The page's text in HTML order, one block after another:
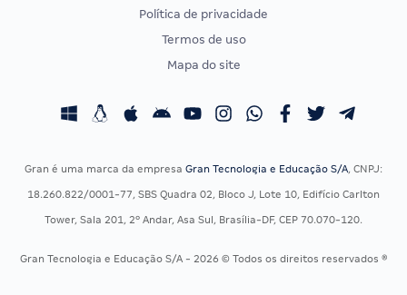
CONCURSOS POR PROFISSÃO
Concursos Fiscais
Concursos Saúde
Residência Multiprofissional
EXAME DE ORDEM
Calendário OAB
Política de privacidade
Termos de uso
Mapa do site
Gran é uma marca da empresa Gran Tecnologia e Educação S/A, CNPJ:
18.260.822/0001-77, SBS Quadra 02, Bloco J, Lote 10, Edifício Carlton
Tower, Sala 201, 2º Andar, Asa Sul, Brasília-DF, CEP 70.070-120.
Gran Tecnologia e Educação S/A - 2026 © Todos os direitos reservados ®